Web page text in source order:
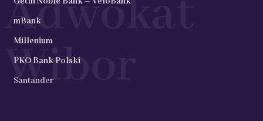
mBank
Millenium
PKO Bank Polski
Santander
Adwokat
Wibor